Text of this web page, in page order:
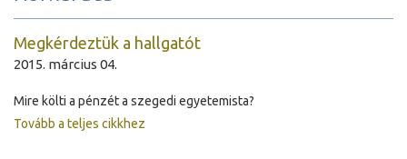
Megkérdeztük a hallgatót
2015. március 04.
Mire költi a pénzét a szegedi egyetemista?
Tovább a teljes cikkhez